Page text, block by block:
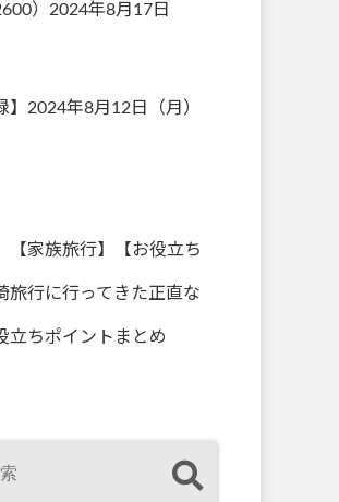
）2024年8月17日
】2024年8月12日（月）
【家族旅行】【お役立ち
旅行に行ってきた正直な
立ちポイントまとめ